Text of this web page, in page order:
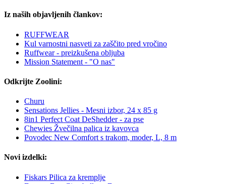
Iz naših objavljenih člankov:
RUFFWEAR
Kul varnostni nasveti za zaščito pred vročino
Ruffwear - preizkušena obljuba
Mission Statement - "O nas"
Odkrijte Zoolini:
Churu
Sensations Jellies - Mesni izbor, 24 x 85 g
8in1 Perfect Coat DeShedder - za pse
Chewies Žvečilna palica iz kavovca
Povodec New Comfort s trakom, moder, L, 8 m
Novi izdelki:
Fiskars Pilica za kremplje